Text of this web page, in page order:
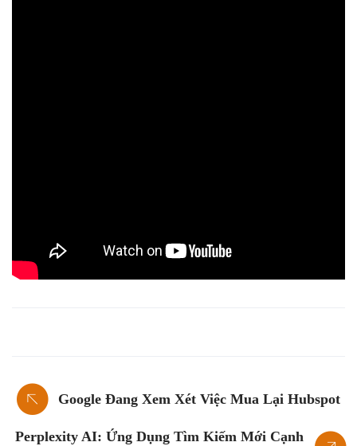
Google Đang Xem Xét Việc Mua Lại Hubspot
Perplexity AI: Ứng Dụng Tìm Kiếm Mới Cạnh